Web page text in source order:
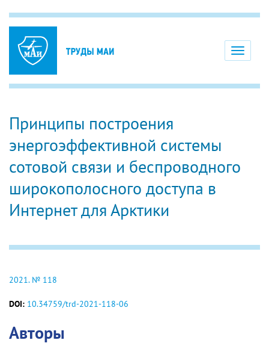
Toggle
Принципы построения
энергоэффективной системы
сотовой связи и беспроводного
широкополосного доступа в
Интернет для Арктики
2021. № 118
DOI: 10.34759/trd-2021-118-06
Авторы